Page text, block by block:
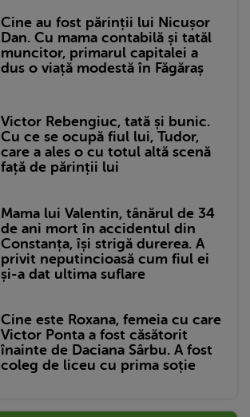
Cine au fost părinții lui Nicușor
Dan. Cu mama contabilă și tatăl
muncitor, primarul capitalei a
dus o viață modestă în Făgăraș
Victor Rebengiuc, tată și bunic.
Cu ce se ocupă fiul lui, Tudor,
care a ales o cu totul altă scenă
față de părinții lui
Mama lui Valentin, tânărul de 34
de ani mort în accidentul din
Constanța, își strigă durerea. A
privit neputincioasă cum fiul ei
și-a dat ultima suflare
Cine este Roxana, femeia cu care
Victor Ponta a fost căsătorit
înainte de Daciana Sârbu. A fost
coleg de liceu cu prima soție